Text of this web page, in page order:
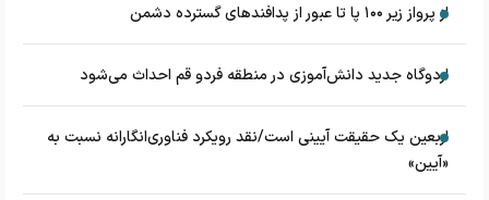
از پرواز زیر ۱۰۰ پا تا عبور از پدافند‌های گسترده دشمن
اردوگاه جدید دانش‌آموزی در منطقه فردو قم احداث می‌شود
اربعین یک حقیقت آیینی است/نقد رویکرد فناوری‌انگارانه نسبت به
«آیین»